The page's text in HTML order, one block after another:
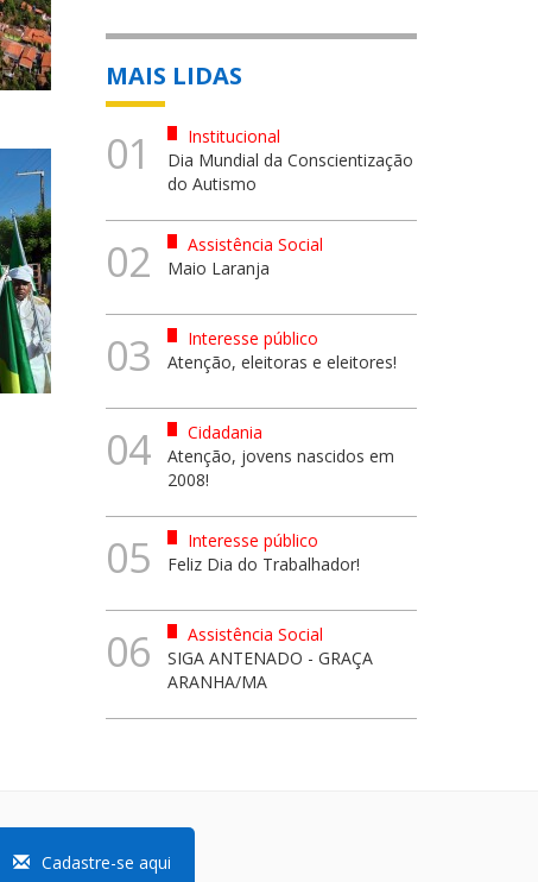
MAIS LIDAS
01
Institucional
Dia Mundial da Conscientização
do Autismo
02
Assistência Social
Maio Laranja
03
Interesse público
Atenção, eleitoras e eleitores!
04
Cidadania
Atenção, jovens nascidos em
2008!
05
Interesse público
Feliz Dia do Trabalhador!
06
Assistência Social
SIGA ANTENADO - GRAÇA
ARANHA/MA
Cadastre-se aqui